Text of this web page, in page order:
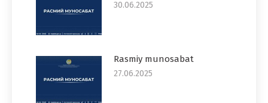
30.06.2025
Rasmiy munosabat
27.06.2025